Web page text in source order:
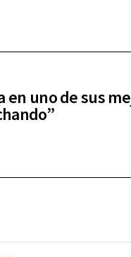
en uno de sus